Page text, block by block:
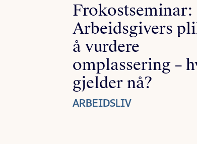
Frokostseminar:
Arbeidsgivers
å vurdere
omplassering –
gjelder nå?
ARBEIDSLIV